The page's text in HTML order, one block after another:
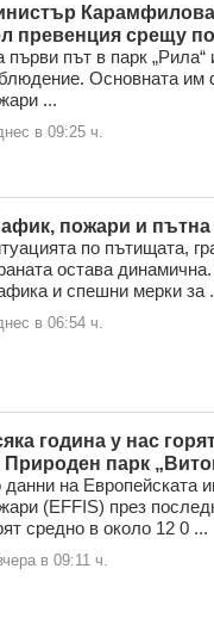
превенция срещу
първи път в парк
Основната им
...
в 09:25 ч.
пожари и пътна
по пътищата,
остава
и спешни мерки за
в 06:54 ч.
година у нас
Природен парк
данни на Европейската
(EFFIS) през
средно в около 12 0 ...
в 09:11 ч.